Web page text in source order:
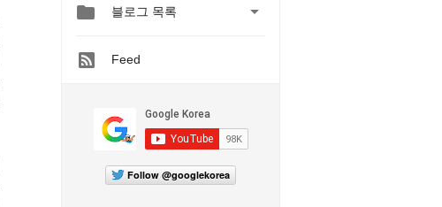
 블로그 목록 
Feed
Follow @googlekorea